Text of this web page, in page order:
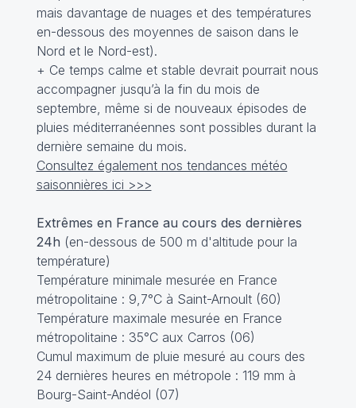
mais davantage de nuages et des températures
en-dessous des moyennes de saison dans le
Nord et le Nord-est).
+ Ce temps calme et stable devrait pourrait nous
accompagner jusqu’à la fin du mois de
septembre, même si de nouveaux épisodes de
pluies méditerranéennes sont possibles durant la
dernière semaine du mois.
Consultez également nos tendances météo
saisonnières ici >>>
Extrêmes en France au cours des dernières
24h (en-dessous de 500 m d'altitude pour la
température)
Température minimale mesurée en France
métropolitaine : 9,7°C à Saint-Arnoult (60)
Température maximale mesurée en France
métropolitaine : 35°C aux Carros (06)
Cumul maximum de pluie mesuré au cours des
24 dernières heures en métropole : 119 mm à
Bourg-Saint-Andéol (07)